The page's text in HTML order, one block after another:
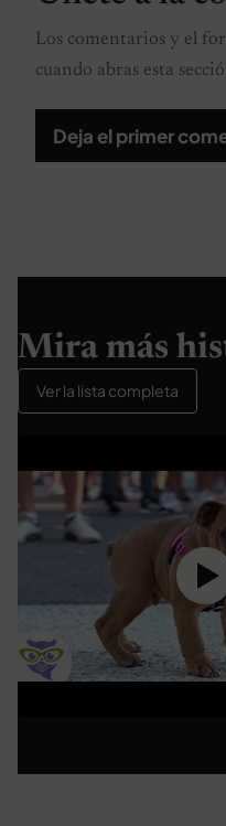
Los comentarios y el
cuando abras esta
Deja el primer
Mira más
Ver la lista completa